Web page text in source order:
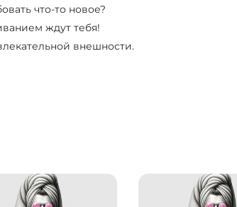
что-то новое?
ждут тебя!
внешности.